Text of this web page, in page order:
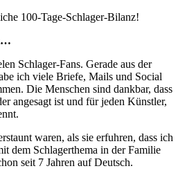
100-Tage-Schlager-Bilanz!
Schlager-Fans. Gerade aus der
ich viele Briefe, Mails und Social
Die Menschen sind dankbar, dass
angesagt ist und für jeden Künstler,
waren, als sie erfuhren, dass ich
dem Schlagerthema in der Familie
seit 7 Jahren auf Deutsch.